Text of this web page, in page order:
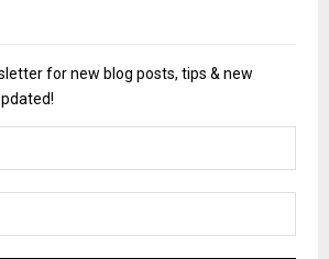
for new blog posts, tips & new